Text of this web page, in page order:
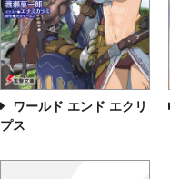
ワールド エンド エクリ
プス